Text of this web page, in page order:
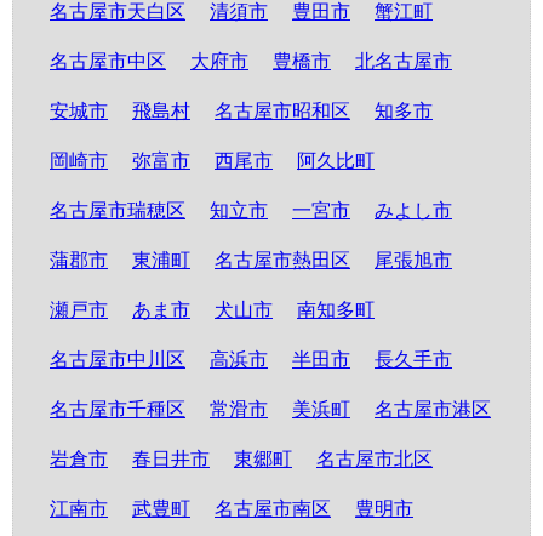
名古屋市天白区 清須市 豊田市 蟹江町
名古屋市中区 大府市 豊橋市 北名古屋市
安城市 飛島村 名古屋市昭和区 知多市
岡崎市 弥富市 西尾市 阿久比町
名古屋市瑞穂区 知立市 一宮市 みよし市
蒲郡市 東浦町 名古屋市熱田区 尾張旭市
瀬戸市 あま市 犬山市 南知多町
名古屋市中川区 高浜市 半田市 長久手市
名古屋市千種区 常滑市 美浜町 名古屋市港区
岩倉市 春日井市 東郷町 名古屋市北区
江南市 武豊町 名古屋市南区 豊明市